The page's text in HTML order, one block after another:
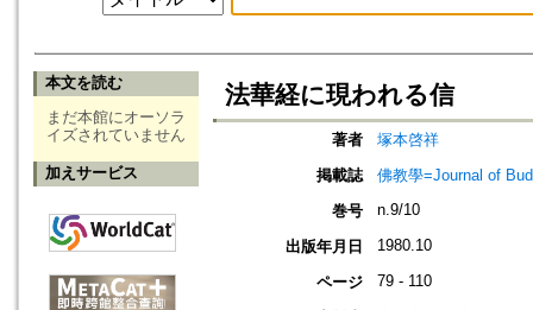
本文を読む
まだ本館にオーソラ
イズされていません
加えサービス
法華経に現われる信
著者
塚本啓祥
掲載誌
佛教學=Journal of
巻号
n.9/10
出版年月日 1980.10
ページ 79 - 110